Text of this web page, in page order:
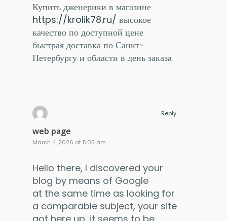
Купить дженерики в магазине
https://krolik78.ru/ высокое
качество по доступной цене
быстрая доставка по Санкт-
Петербургу и области в день заказа
web page
March 4, 2026 at 5:05 am
Hello there, I discovered your
blog by means of Google
at the same time as looking for
a comparable subject, your site
Reply